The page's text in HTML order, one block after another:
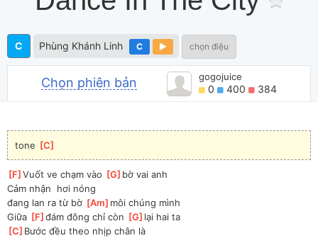
C Phùng Khánh Linh C chọn điệu
Chọn phiên bản gogojuice
0 400 384
tone [C
[F ]
Vuốt ve chạm vào [G ]bờ vai anh
Cảm nhận  hơi nóng
đang lan ra từ bờ [Am ]môi chúng mình
Giữa [F ]
đám đông chỉ còn [G ]lại hai ta
[C ]Bước đều theo nhịp chân là